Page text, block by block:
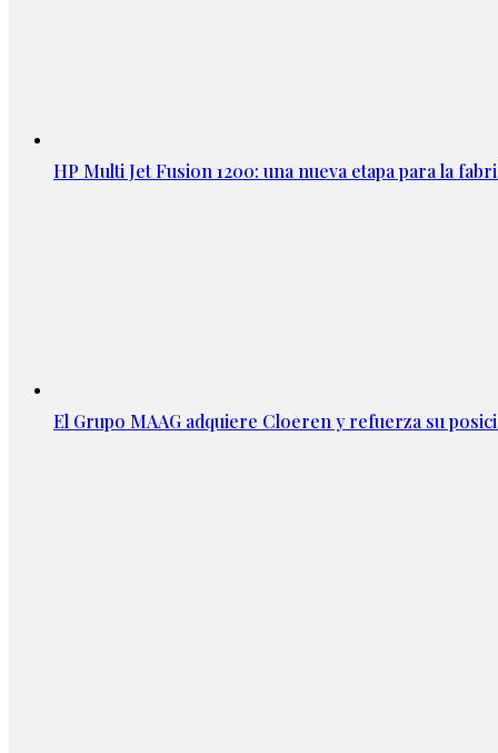
HP Multi Jet Fusion 1200: una nueva etapa para la
El Grupo MAAG adquiere Cloeren y refuerza su